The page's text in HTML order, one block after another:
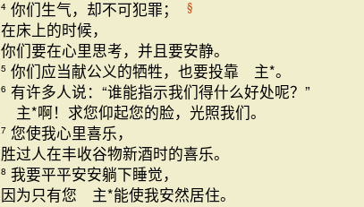
4 你们生气，却不可犯罪； §
在床上的时候，
你们要在心里思考，并且要安静。
5 你们应当献公义的牺牲，也要投靠 主*。
6 有许多人说：“谁能指示我们得什么好处呢？”
主*啊！求您仰起您的脸，光照我们。
7 您使我心里喜乐，
胜过人在丰收谷物新酒时的喜乐。
8 我要平平安安躺下睡觉，
因为只有您 主*能使我安然居住。